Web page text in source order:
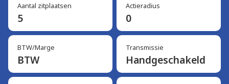
Aantal zitplaatsen
5
Actieradius
0
BTW/Marge
BTW
Transmissie
Handgeschakeld